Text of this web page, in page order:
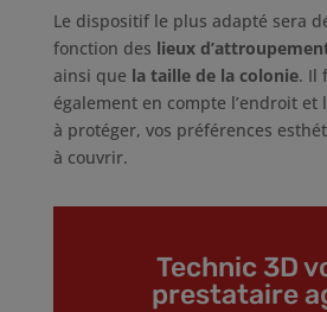
Le dispositif le plus adapté sera
fonction des lieux
ainsi que la taille de la colonie. Il
également en compte l’endroit
à protéger, vos préférences
à couvrir.
Technic 3D
prestataire